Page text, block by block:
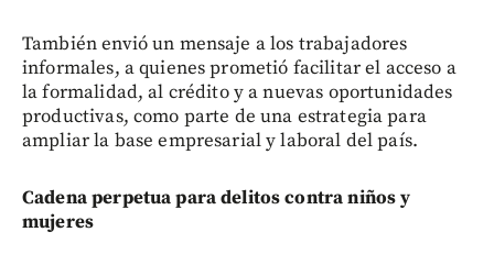
También envió un mensaje a los trabajadores
informales, a quienes prometió facilitar el acceso a
la formalidad, al crédito y a nuevas oportunidades
productivas, como parte de una estrategia para
ampliar la base empresarial y laboral del país.
Cadena perpetua para delitos contra niños y
mujeres